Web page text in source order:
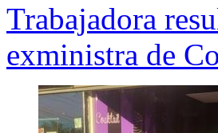
Trabajadora
exministra de